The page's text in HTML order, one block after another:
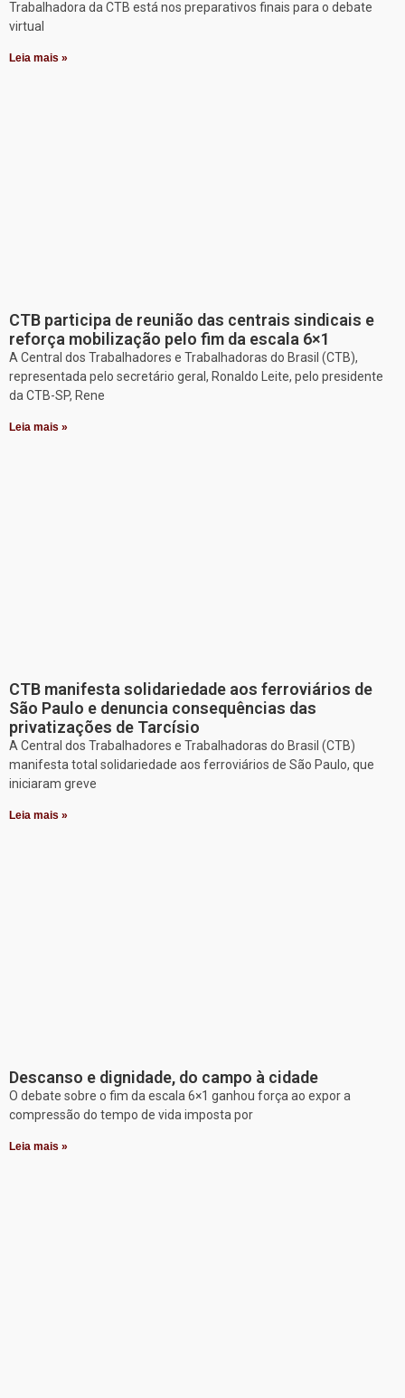
Trabalhadora da CTB está nos preparativos finais para o debate
virtual
Leia mais »
CTB participa de reunião das centrais sindicais e
reforça mobilização pelo fim da escala 6×1
A Central dos Trabalhadores e Trabalhadoras do Brasil (CTB),
representada pelo secretário geral, Ronaldo Leite, pelo presidente
da CTB-SP, Rene
Leia mais »
CTB manifesta solidariedade aos ferroviários de
São Paulo e denuncia consequências das
privatizações de Tarcísio
A Central dos Trabalhadores e Trabalhadoras do Brasil (CTB)
manifesta total solidariedade aos ferroviários de São Paulo, que
iniciaram greve
Leia mais »
Descanso e dignidade, do campo à cidade
O debate sobre o fim da escala 6×1 ganhou força ao expor a
compressão do tempo de vida imposta por
Leia mais »